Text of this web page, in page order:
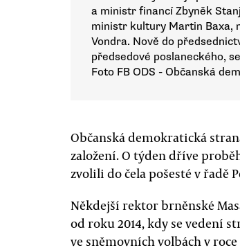
a ministr financí Zbyněk
ministr kultury Martin Baxa,
Vondra. Nově do
předsedové poslaneckého,
Foto FB ODS - Občanská
Občanská demokratická
založení. O týden dříve
zvolili do čela pošesté v řadě
Někdejší rektor brněnské
od roku 2014, kdy se vedení
ve sněmovních volbách v